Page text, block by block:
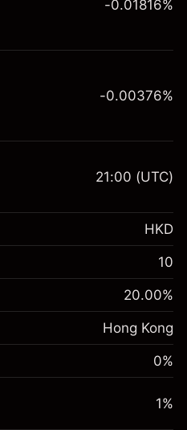
HK$1,000.00
%
~
HK$4,000.00
-0.01816%
-0.003762%
(-HK$0.19)
~
-0.00376%
21:00 (UTC)
HKD
10
20.00%
Hong Kong
0%
1%